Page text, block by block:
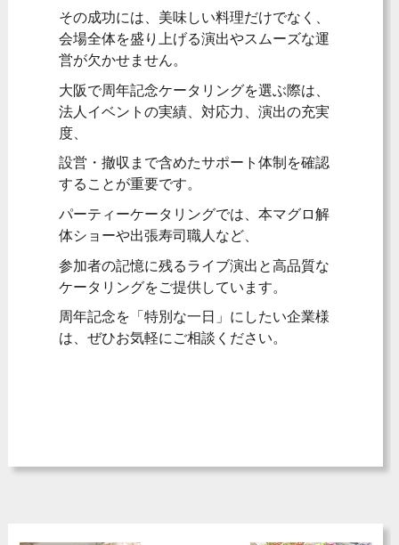
その成功には、美味しい料理だけでなく、
会場全体を盛り上げる演出やスムーズな運
営が欠かせません。
大阪で周年記念ケータリングを選ぶ際は、
法人イベントの実績、対応力、演出の充実
度、
設営・撤収まで含めたサポート体制を確認
することが重要です。
パーティーケータリングでは、本マグロ解
体ショーや出張寿司職人など、
参加者の記憶に残るライブ演出と高品質な
ケータリングをご提供しています。
周年記念を「特別な一日」にしたい企業様
は、ぜひお気軽にご相談ください。